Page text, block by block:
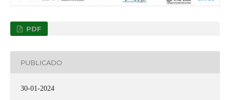
PDF
PUBLICADO
30-01-2024